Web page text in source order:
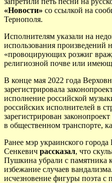
«Новости» со ссылкой на
Тернополя.
Исполнителям указали на
использования произведений
«провоцирующих розжиг
религиозной почве или
В конце мая 2022 года
зарегистрировала
исполнение российской
российских исполнителей в
зарегистрирован
в общественном транспорте,
Ранее мэр украинского
Сенкевич рассказал, что
Пушкина убрали с памятника
избежание случаев
исчезновение фигуры поэта с